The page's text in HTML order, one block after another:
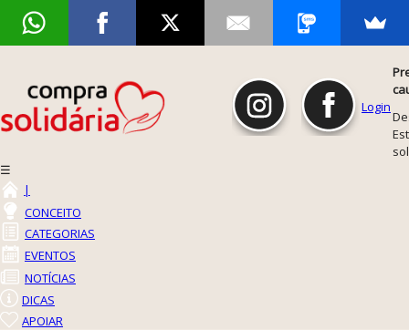
Login
☰
|
CONCEITO
CATEGORIAS
EVENTOS
NOTÍCIAS
DICAS
APOIAR